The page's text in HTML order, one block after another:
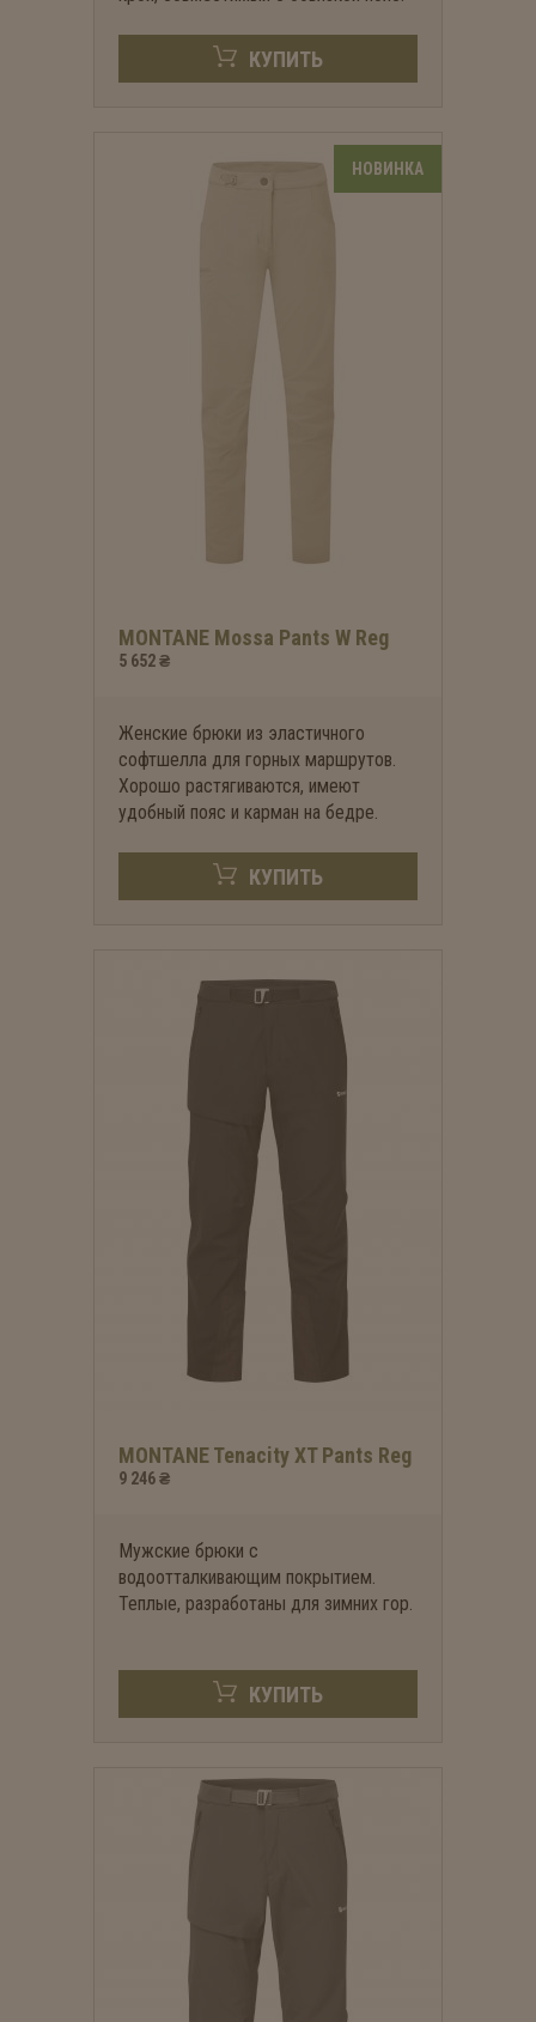
КУПИТЬ
MONTANE Mossa Pants W Reg
5 652 ₴
Женские брюки из эластичного
софтшелла для горных маршрутов.
Хорошо растягиваются, имеют
удобный пояс и карман на бедре.
КУПИТЬ
MONTANE Tenacity XT Pants Reg
9 246 ₴
Мужские брюки с
водоотталкивающим покрытием.
Теплые, разработаны для зимних гор.
КУПИТЬ